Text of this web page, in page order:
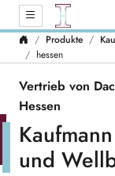
Produkte
hessen
Vertrieb von
Hessen
und